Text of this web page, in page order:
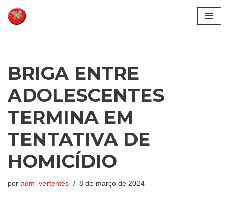
Pular
BRIGA ENTRE
ADOLESCENTES
TERMINA EM
TENTATIVA DE
HOMICÍDIO
por adm_vertentes 8 de março de 2024